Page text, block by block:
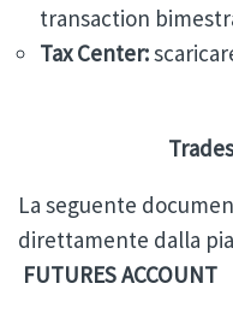
transaction
Tax Center:
La seguente
direttamente dalla
FUTURES ACCOUNT